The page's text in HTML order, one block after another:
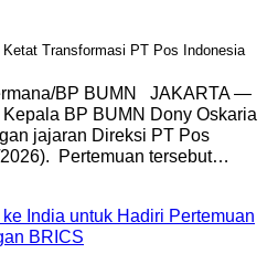
Transformasi PT Pos Indonesia
BP BUMN JAKARTA —
BP BUMN Dony Oskaria
jajaran Direksi PT Pos
Pertemuan tersebut…